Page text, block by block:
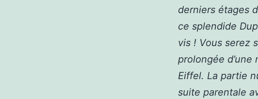
derniers étages
ce splendide
vis ! Vous serez
prolongée d’une
Eiffel. La partie
suite parentale